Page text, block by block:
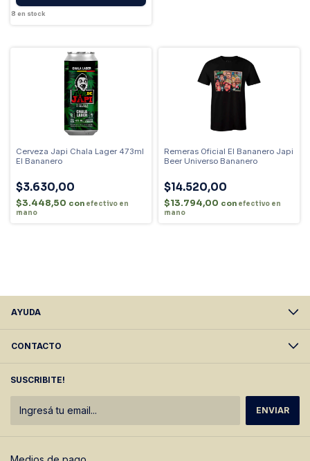
8 en stock
Cerveza Japi Chala Lager 473ml
El Bananero
$3.630,00
$3.448,50 con efectivo en
mano
Remeras Oficial El Bananero Japi
Beer Universo Bananero
$14.520,00
$13.794,00 con efectivo en
mano
AYUDA
CONTACTO
SUSCRIBITE!